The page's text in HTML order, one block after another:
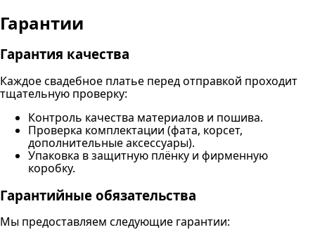
Гарантии
Гарантия качества
Каждое свадебное платье перед отправкой проходит
тщательную проверку:
Контроль качества материалов и пошива.
Проверка комплектации (фата, корсет,
дополнительные аксессуары).
Упаковка в защитную плёнку и фирменную
коробку.
Гарантийные обязательства
Мы предоставляем следующие гарантии: